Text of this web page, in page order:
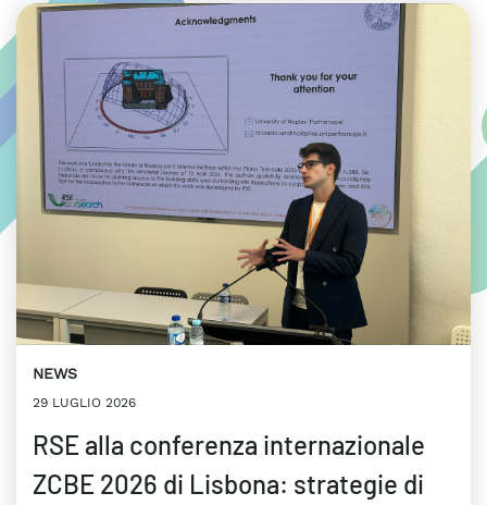
NEWS
29 LUGLIO 2026
RSE alla conferenza internazionale
ZCBE 2026 di Lisbona: strategie di